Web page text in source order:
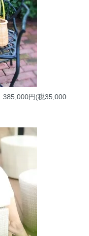
385,000円(税35,000